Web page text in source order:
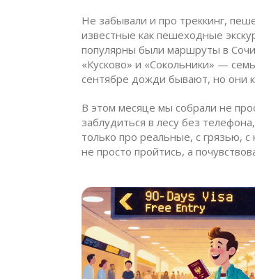
Не забывали и про треккинг,
известные как пешеходные
популярны были маршруты в
«Кусково» и «Сокольники» —
сентябре дожди бывают, но они
В этом месяце мы собрали не
заблудиться в лесу без
только про реальные, с грязью,
не просто пройтись, а